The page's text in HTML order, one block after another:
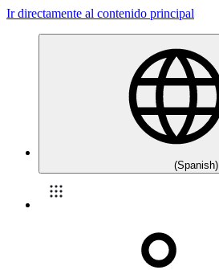
Ir directamente al contenido principal
(Spanish)